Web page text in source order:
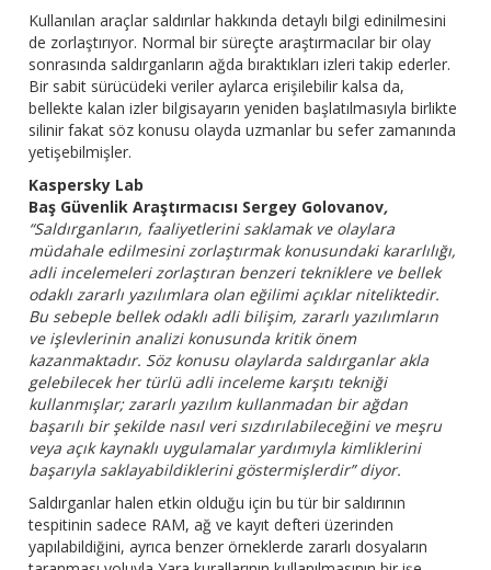
Kullanılan araçlar saldırılar hakkında detaylı bilgi edinilmesini
de zorlaştırıyor. Normal bir süreçte araştırmacılar bir olay
sonrasında saldırganların ağda bıraktıkları izleri takip ederler.
Bir sabit sürücüdeki veriler aylarca erişilebilir kalsa da,
bellekte kalan izler bilgisayarın yeniden başlatılmasıyla birlikte
silinir fakat söz konusu olayda uzmanlar bu sefer zamanında
yetişebilmişler.
Kaspersky Lab
Baş Güvenlik Araştırmacısı Sergey Golovanov,
“Saldırganların, faaliyetlerini saklamak ve olaylara
müdahale edilmesini zorlaştırmak konusundaki kararlılığı,
adli incelemeleri zorlaştıran benzeri tekniklere ve bellek
odaklı zararlı yazılımlara olan eğilimi açıklar niteliktedir.
Bu sebeple bellek odaklı adli bilişim, zararlı yazılımların
ve işlevlerinin analizi konusunda kritik önem
kazanmaktadır. Söz konusu olaylarda saldırganlar akla
gelebilecek her türlü adli inceleme karşıtı tekniği
kullanmışlar; zararlı yazılım kullanmadan bir ağdan
başarılı bir şekilde nasıl veri sızdırılabileceğini ve meşru
veya açık kaynaklı uygulamalar yardımıyla kimliklerini
başarıyla saklayabildiklerini göstermişlerdir” diyor.
Saldırganlar halen etkin olduğu için bu tür bir saldırının
tespitinin sadece RAM, ağ ve kayıt defteri üzerinden
yapılabildiğini, ayrıca benzer örneklerde zararlı dosyaların